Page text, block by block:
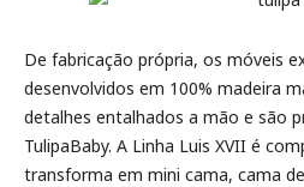
De fabricação própria, os móveis
desenvolvidos em 100% madeira
detalhes entalhados a mão e são
TulipaBaby. A Linha Luis XVII é
transforma em mini cama, cama